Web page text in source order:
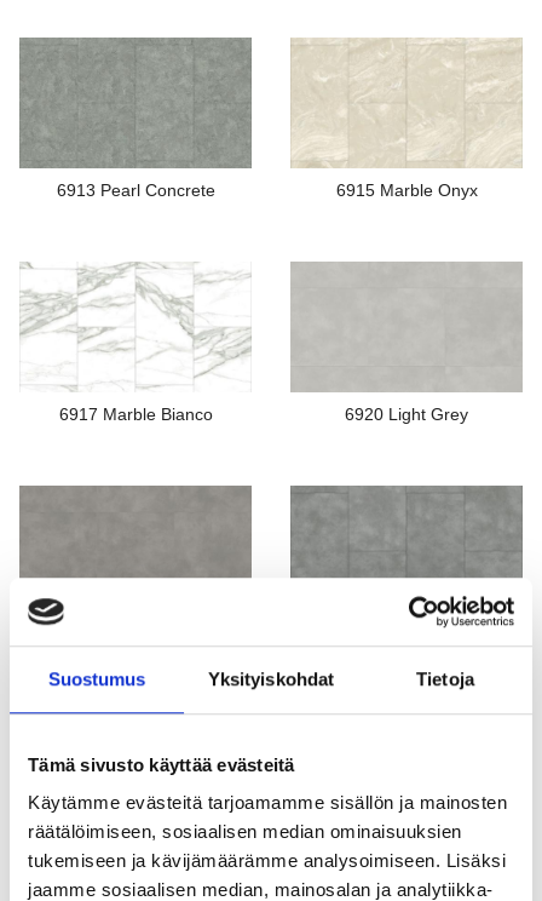
Suostumus Yksityiskohdat Tietoja
Tämä sivusto käyttää evästeitä
Käytämme evästeitä tarjoamamme sisällön ja mainosten
räätälöimiseen, sosiaalisen median ominaisuuksien
tukemiseen ja kävijämäärämme analysoimiseen. Lisäksi
jaamme sosiaalisen median, mainosalan ja analytiikka-
6913 Pearl Concrete 6915 Marble Onyx
6917 Marble Bianco 6920 Light Grey
6942 Concrete Silver 6943 Concrete Anthracite